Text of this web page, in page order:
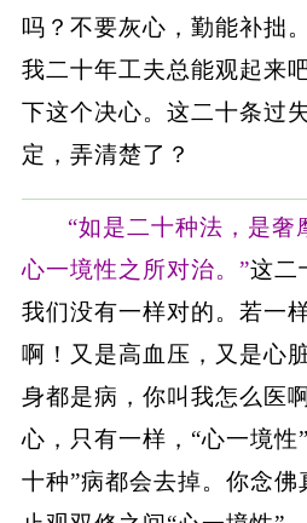
吗？不要灰心，勤能补拙
我二十年工夫总能观起来
下这个决心。这二十条过
定，弄清楚了？
“如是二十种法，是奢
心一境性之所对治。”这二
我们没有一样对的。若一
啊！又是高血压，又是心
身都是病，你叫我怎么医
心，只有一样，“心一境性
十种”病都会去掉。你念佛